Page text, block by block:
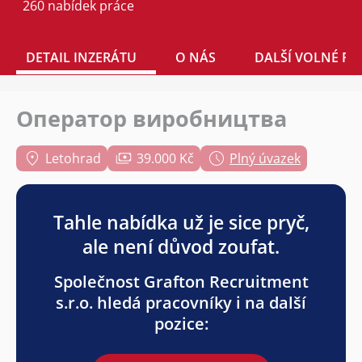
260 nabídek práce
DETAIL INZERÁTU O NÁS DALŠÍ VOLNÉ
Оператор виробництва
Letohrad 39.000 Kč Plný úvazek
Tahle nabídka už je sice pryč,
ale není důvod zoufat.
Společnost Grafton Recruitment
s.r.o. hledá pracovníky i na další
pozice: